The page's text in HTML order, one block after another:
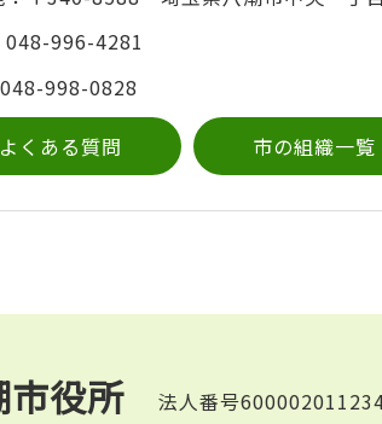
048-996-4281
048-998-0828
よくある質問 市の組織一覧
市役所 法人番号